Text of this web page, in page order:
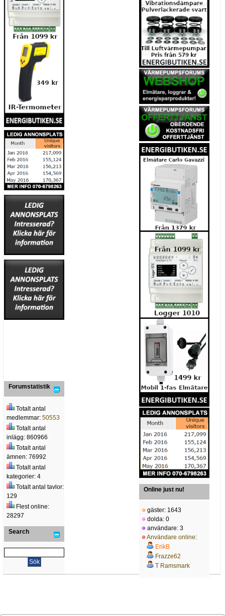
Online just nu!
gäster: 1643
dolda: 0
användare: 3
Användare online:
ErikB
Frazze62
T Ramsmark
Forumstatistik
Totalt antal
medlemmar: 50553
Totalt antal
inlägg: 860966
Totalt antal
ämnen: 76992
Totalt antal
kategorier: 4
Totalt antal tavlor:
129
Flest online:
28297
Search